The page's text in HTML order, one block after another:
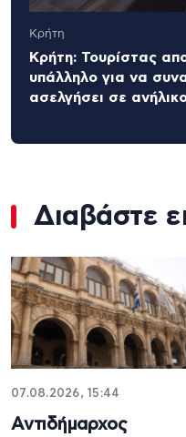
Κρήτη
Κρήτη: Τουρίστας
υπάλληλο για να
ασελγήσει σε
Διαβάστε
07.08.2026, 15:44
Αντιδήμαρχος